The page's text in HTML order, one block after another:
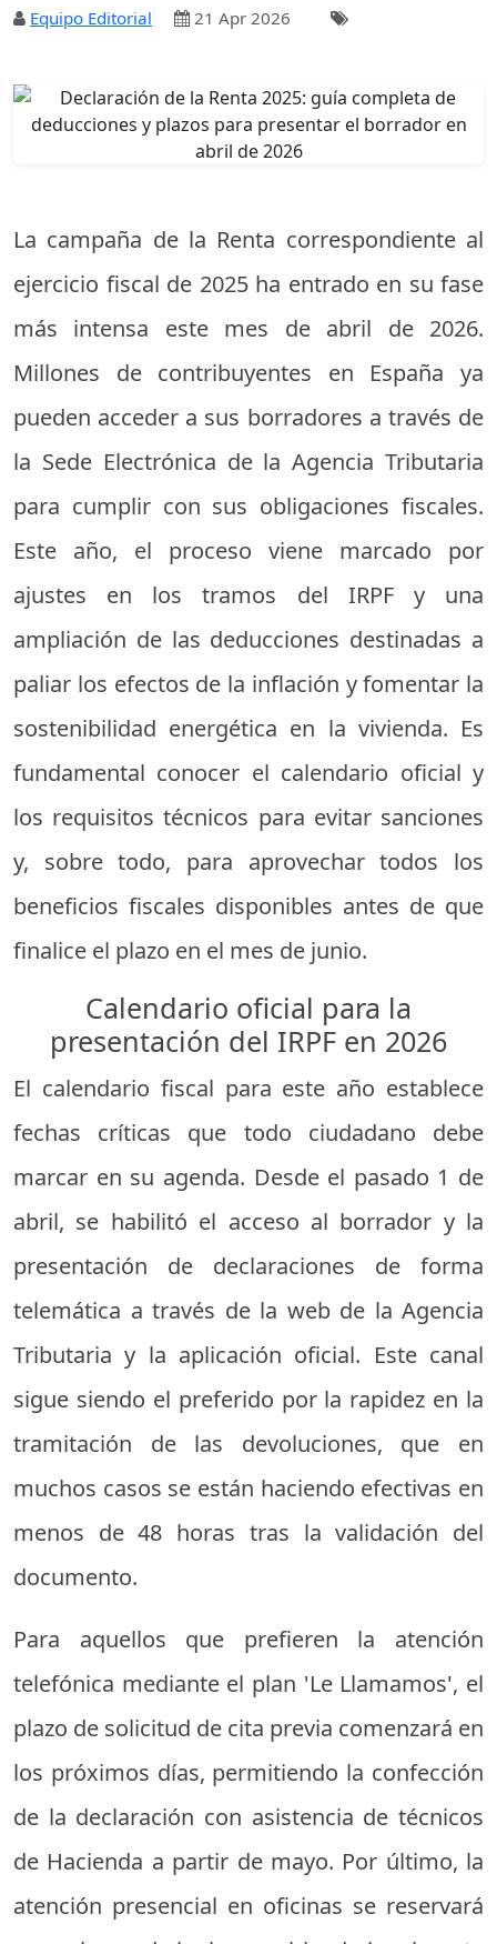
Equipo Editorial 21 Apr 2026
La campaña de la Renta correspondiente al
ejercicio fiscal de 2025 ha entrado en su fase
más intensa este mes de abril de 2026.
Millones de contribuyentes en España ya
pueden acceder a sus borradores a través de
la Sede Electrónica de la Agencia Tributaria
para cumplir con sus obligaciones fiscales.
Este año, el proceso viene marcado por
ajustes en los tramos del IRPF y una
ampliación de las deducciones destinadas a
paliar los efectos de la inflación y fomentar la
sostenibilidad energética en la vivienda. Es
fundamental conocer el calendario oficial y
los requisitos técnicos para evitar sanciones
y, sobre todo, para aprovechar todos los
beneficios fiscales disponibles antes de que
finalice el plazo en el mes de junio.
Calendario oficial para la
presentación del IRPF en 2026
El calendario fiscal para este año establece
fechas críticas que todo ciudadano debe
marcar en su agenda. Desde el pasado 1 de
abril, se habilitó el acceso al borrador y la
presentación de declaraciones de forma
telemática a través de la web de la Agencia
Tributaria y la aplicación oficial. Este canal
sigue siendo el preferido por la rapidez en la
tramitación de las devoluciones, que en
muchos casos se están haciendo efectivas en
menos de 48 horas tras la validación del
documento.
Para aquellos que prefieren la atención
telefónica mediante el plan 'Le Llamamos', el
plazo de solicitud de cita previa comenzará en
los próximos días, permitiendo la confección
de la declaración con asistencia de técnicos
de Hacienda a partir de mayo. Por último, la
atención presencial en oficinas se reservará